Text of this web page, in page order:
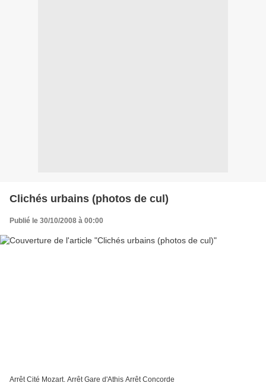
Clichés urbains (photos de cul)
Publié le 30/10/2008 à 00:00
Arrêt Cité Mozart. Arrêt Gare d'Athis Arrêt Concorde